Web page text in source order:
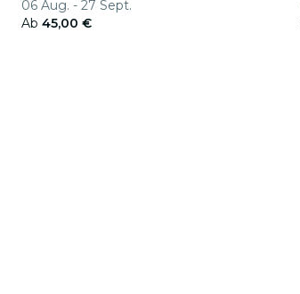
06 Aug. - 27 Sept.
Ab 45,00 €